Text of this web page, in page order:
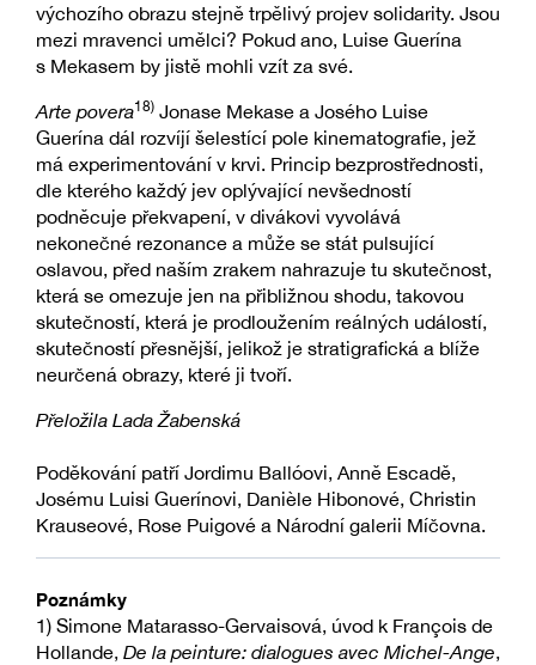
výchozího obrazu stejně trpělivý projev solidarity. Jsou
mezi mravenci umělci? Pokud ano, Luise Guerína
s Mekasem by jistě mohli vzít za své.
Arte povera18) Jonase Mekase a Josého Luise
Guerína dál rozvíjí šelestící pole kinematografie, jež
má experimentování v krvi. Princip bezprostřednosti,
dle kterého každý jev oplývající nevšedností
podněcuje překvapení, v divákovi vyvolává
nekonečné rezonance a může se stát pulsující
oslavou, před naším zrakem nahrazuje tu skutečnost,
která se omezuje jen na přibližnou shodu, takovou
skutečností, která je prodloužením reálných událostí,
skutečností přesnější, jelikož je stratigrafická a blíže
neurčená obrazy, které ji tvoří.
Přeložila Lada Žabenská
Poděkování patří Jordimu Ballóovi, Anně Escadě,
Josému Luisi Guerínovi, Danièle Hibonové, Christin
Krauseové, Rose Puigové a Národní galerii Míčovna.
Poznámky
1) Simone Matarasso-Gervaisová, úvod k François de
Hollande, De la peinture: dialogues avec Michel-Ange,